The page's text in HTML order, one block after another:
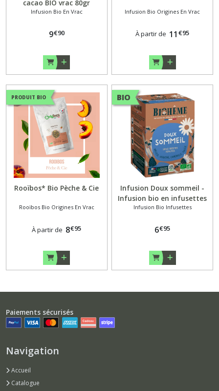
cacao BIO vrac 80gr
Infusion Bio En Vrac
9€90
Infusion Bio Origines En Vrac
À partir de 11 €95
PRODUIT BIO
Rooïbos* Bio Pèche & Cie
Rooïbos Bio Origines En Vrac
À partir de 8€95
BIO
Infusion Doux sommeil -
Infusion bio en infusettes
x20 - Biohême
Infusion Bio Infusettes
6€95
Paiements sécurisés
Navigation
Accueil
Catalogue